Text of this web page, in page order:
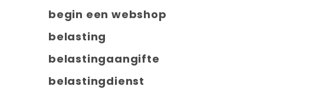
begin een webshop
belasting
belastingaangifte
belastingdienst